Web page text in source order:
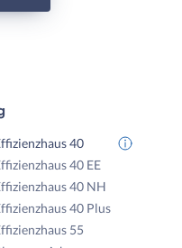
40
40 EE
40 NH
40 Plus
55